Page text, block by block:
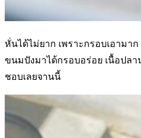
หั่นได้ไม่ยาก เพราะกรอบเอามา
ขนมปังมาได้กรอบอร่อย เนื้อปล
ชอบเลยจานนี้